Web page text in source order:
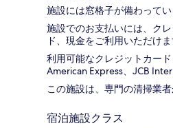
施設には窓格子が備わってい
施設でのお支払いには、ク
ド、現金をご利用いただけま
利用可能なクレジットカード
American Express、JCB
この施設は、専門の清掃業者
宿泊施設クラス